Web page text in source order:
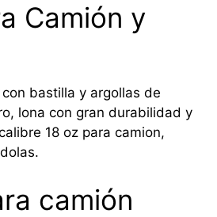
Camión y
bastilla y argollas de
lona con gran durabilidad y
18 oz para camion,
camión